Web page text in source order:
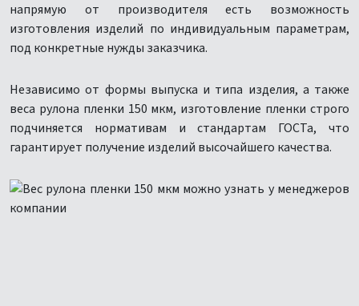
напрямую от производителя есть возможность
изготовления изделий по индивидуальным параметрам,
под конкретные нужды заказчика.
Независимо от формы выпуска и типа изделия, а также
веса рулона пленки 150 мкм, изготовление пленки строго
подчиняется нормативам и стандартам ГОСТа, что
гарантирует получение изделий высочайшего качества.